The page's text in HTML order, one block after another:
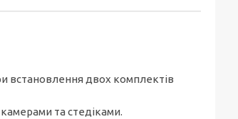
встановлення двох комплектів
та стедіками.